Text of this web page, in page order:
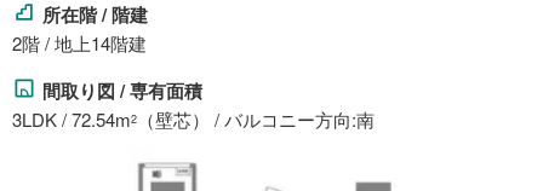
所在階 / 階建
2階 / 地上14階建
間取り図 / 専有面積
3LDK / 72.54m2 （壁芯） / バルコニー方向:南